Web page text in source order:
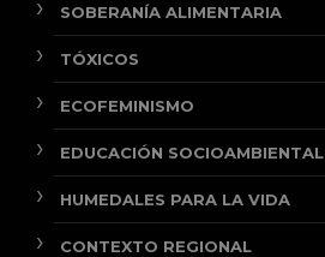
SOBERANÍA ALIMENTARIA
TÓXICOS
ECOFEMINISMO
EDUCACIÓN SOCIOAMBIENTAL
HUMEDALES PARA LA VIDA
CONTEXTO REGIONAL